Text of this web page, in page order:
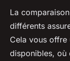
La
différents
Cela vous offre
disponibles, où